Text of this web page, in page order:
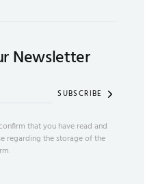
Newsletter
SUBSCRIBE
that you have read and
regarding the storage of the